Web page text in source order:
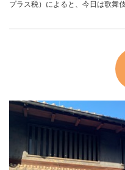
プラス税）によると、今日は歌